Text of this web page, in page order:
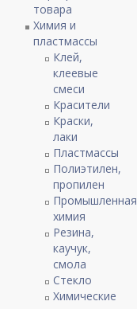
товара
Химия и
пластмассы
Клей,
клеевые
смеси
Красители
Краски,
лаки
Пластмассы
Полиэтилен,
пропилен
Промышленная
химия
Резина,
каучук,
смола
Стекло
Химические